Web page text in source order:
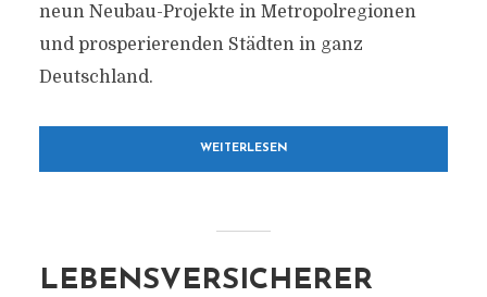
neun Neubau-Projekte in Metropolregionen
und prosperierenden Städten in ganz
Deutschland.
WEITERLESEN
LEBENSVERSICHERER